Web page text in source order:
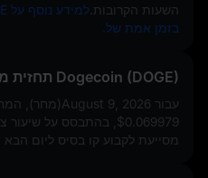
השעות הקרובות.
בזמן אמת של.
Dogecoin (DOGE) תחזית מחירים למחר
עבור August 9, 2026(מחר), המחיר החזוי של DOGE הוא
$0.069979 , בהתבסס על שיעור
מסייעת לקבוע קו בסיס ליום